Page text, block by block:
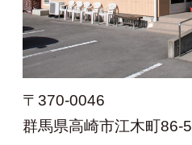
〒370-0046
群馬県高崎市江木町86-5